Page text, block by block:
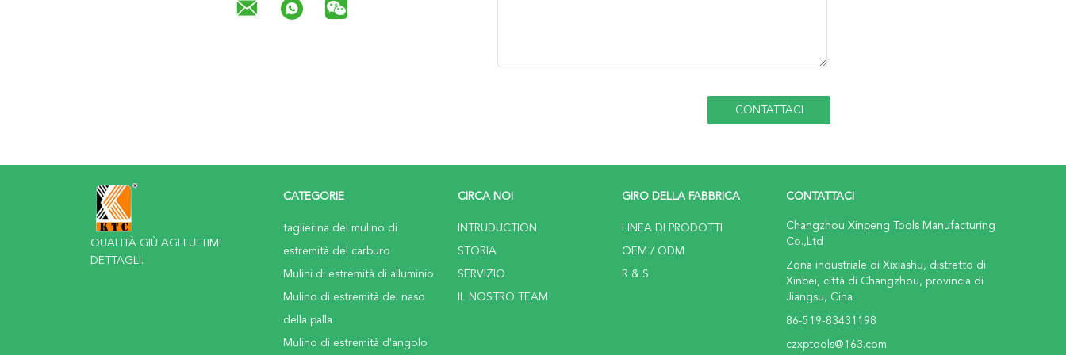
QUALITÀ GIÙ AGLI ULTIMI
DETTAGLI.
CATEGORIE
taglierina del mulino di
estremità del carburo
Mulini di estremità di alluminio
Mulino di estremità del naso
della palla
Mulino di estremità d'angolo
CIRCA NOI
INTRUDUCTION
STORIA
SERVIZIO
IL NOSTRO TEAM
GIRO DELLA FABBRICA
LINEA DI PRODOTTI
OEM / ODM
R & S
CONTATTACI
Changzhou Xinpeng Tools Manufacturing
Co.,Ltd
Zona industriale di Xixiashu, distretto di
Xinbei, città di Changzhou, provincia di
Jiangsu, Cina
86-519-83431198
czxptools@163.com